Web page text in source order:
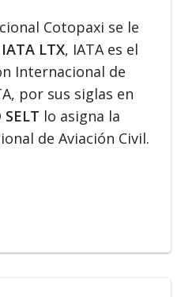
Cotopaxi se le
LTX, IATA es el
Internacional de
por sus siglas en
lo asigna la
de Aviación Civil.